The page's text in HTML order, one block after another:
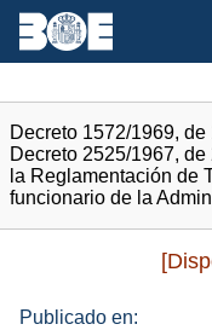
Decreto 1572/1969,
Decreto 2525/1967,
la Reglamentación de
funcionario de la
Publicado en: